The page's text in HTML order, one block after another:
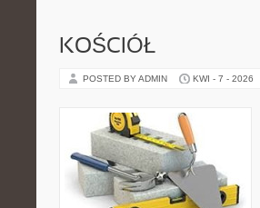
KOŚCIÓŁ
POSTED BY ADMIN KWI - 7 - 2026